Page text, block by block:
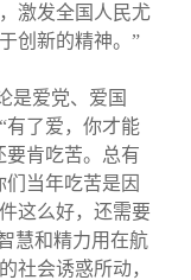
激发全国人民尤
创新的精神。”
是爱党、爱国
有了爱，你才能
要肯吃苦。总有
当年吃苦是因
这么好，还需要
慧和精力用在航
社会诱惑所动，